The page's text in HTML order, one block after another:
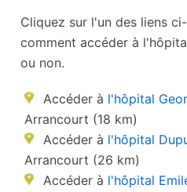
Cliquez sur l'un des liens
comment accéder à
ou non.
Accéder à l'hôpital
Arrancourt (18 km)
Accéder à l'hôpital
Arrancourt (26 km)
Accéder à l'hôpital